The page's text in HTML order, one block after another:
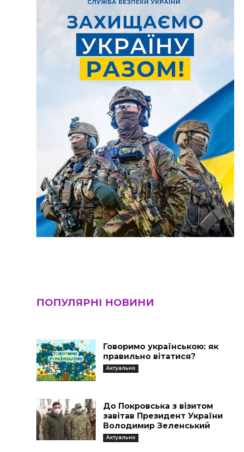
ПОПУЛЯРНІ НОВИНИ
Говоримо українською: як
правильно вітатися?
Актуально
До Покровська з візитом
завітав Президент України
Володимир Зеленський
Актуально